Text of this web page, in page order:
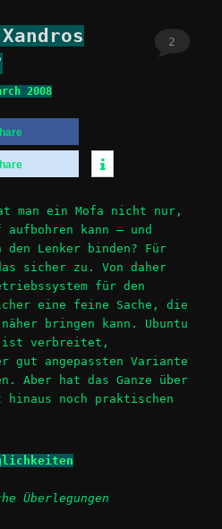
2008
2
man ein Mofa nicht nur,
aufbohren kann – und
den Lenker binden? Für
sicher zu. Von daher
für den
eine feine Sache, die
bringen kann. Ubuntu
ist verbreitet,
gut angepassten Variante
Aber hat das Ganze über
hinaus noch praktischen
Überlegungen